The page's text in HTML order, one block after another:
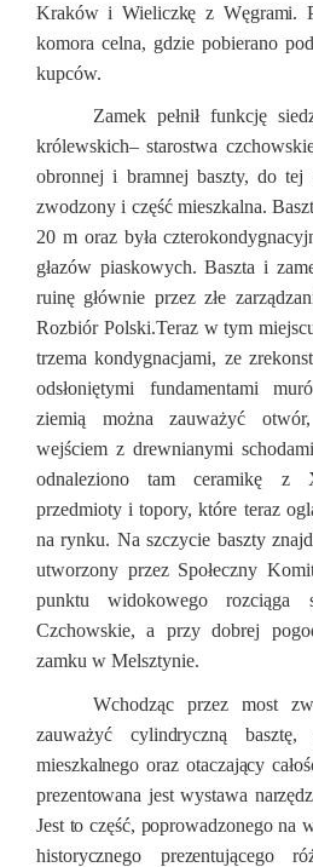
Kraków i Wieliczkę z Węgrami.
komora celna, gdzie pobierano
kupców.
Zamek pełnił funkcję
królewskich– starostwa
obronnej i bramnej baszty, do tej
zwodzony i część mieszkalna.
20 m oraz była
głazów piaskowych. Baszta i
ruinę głównie przez złe
Rozbiór Polski.Teraz w tym
trzema kondygnacjami, ze
odsłoniętymi fundamentami
ziemią można zauważyć
wejściem z drewnianymi
odnaleziono tam ceramikę z
przedmioty i topory, które teraz
na rynku. Na szczycie baszty
utworzony przez Społeczny
punktu widokowego
Czchowskie, a przy dobrej
zamku w Melsztynie.
Wchodząc przez most
zauważyć cylindryczną
mieszkalnego oraz otaczający
prezentowana jest wystawa
Jest to część, poprowadzonego na
historycznego prezentującego